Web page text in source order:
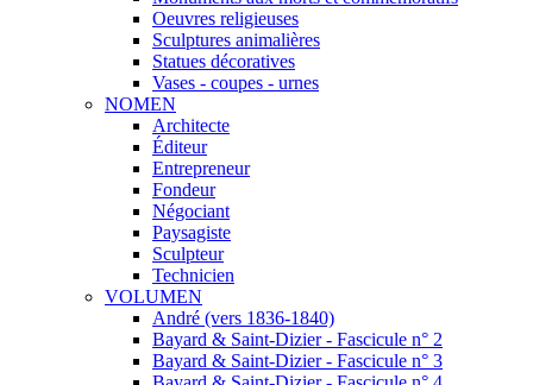
Oeuvres religieuses
Sculptures animalières
Statues décoratives
Vases - coupes - urnes
NOMEN
Architecte
Éditeur
Entrepreneur
Fondeur
Négociant
Paysagiste
Sculpteur
Technicien
VOLUMEN
André (vers 1836-1840)
Bayard & Saint-Dizier - Fascicule n° 2
Bayard & Saint-Dizier - Fascicule n° 3